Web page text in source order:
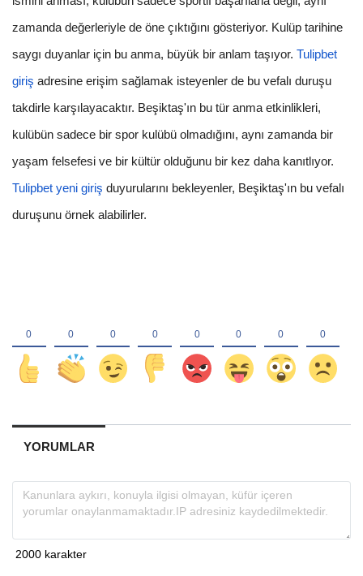
zamanda değerleriyle de öne çıktığını gösteriyor. Kulüp tarihine
saygı duyanlar için bu anma, büyük bir anlam taşıyor. Tulipbet
giriş adresine erişim sağlamak isteyenler de bu vefalı duruşu
takdirle karşılayacaktır. Beşiktaş'ın bu tür anma etkinlikleri,
kulübün sadece bir spor kulübü olmadığını, aynı zamanda bir
yaşam felsefesi ve bir kültür olduğunu bir kez daha kanıtlıyor.
Tulipbet yeni giriş duyurularını bekleyenler, Beşiktaş'ın bu vefalı
duruşunu örnek alabilirler.
YORUMLAR